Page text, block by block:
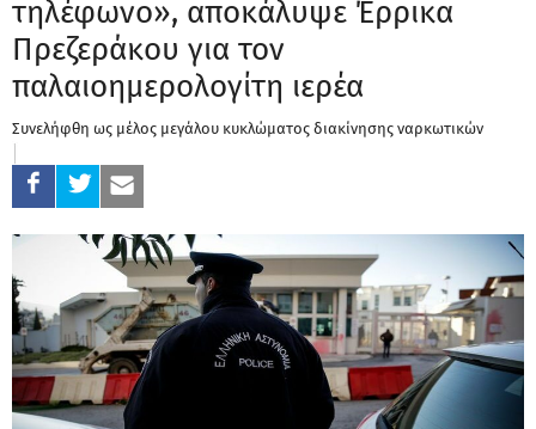
τηλέφωνο», αποκάλυψε Έρρικα
Πρεζεράκου για τον
παλαιοημερολογίτη ιερέα
Συνελήφθη ως μέλος μεγάλου κυκλώματος διακίνησης ναρκωτικών